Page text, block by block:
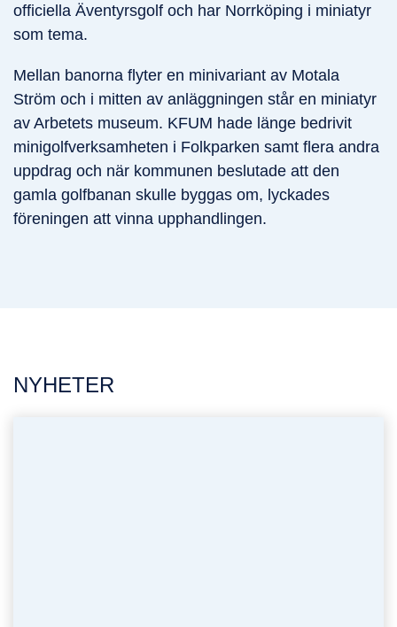
officiella Äventyrsgolf och har Norrköping i miniatyr
som tema.
Mellan banorna flyter en minivariant av Motala
Ström och i mitten av anläggningen står en miniatyr
av Arbetets museum. KFUM hade länge bedrivit
minigolfverksamheten i Folkparken samt flera andra
uppdrag och när kommunen beslutade att den
gamla golfbanan skulle byggas om, lyckades
föreningen att vinna upphandlingen.
NYHETER